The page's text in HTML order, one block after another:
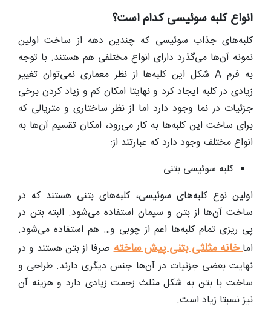
انواع کلبه سوئیسی کدام است؟
کلبه‌های جذاب سوئیسی که چندین دهه از ساخت اولین
نمونه آن‌ها می‌گذرد دارای انواع مختلفی هم هستند. با توجه
به فرم A شکل این کلبه‌ها از نظر معماری نمی‌توان تغییر
زیادی در کلبه ایجاد کرد و نهایتا امکان کم و زیاد کردن برخی
جزئیات در نما وجود دارد اما از نظر ساختاری و متریالی که
برای ساخت این کلبه‌ها به کار می‌رود، امکان تقسیم آن‌ها به
انواع مختلف وجود دارد که عبارتند از:
کلبه سوئیسی بتنی
اولین نوع کلبه‌های سوئیسی، کلبه‌های بتنی هستند که در
ساخت آن‌ها از بتن و سیمان استفاده می‌شود. البته بتن در
پی ریزی تمام کلبه‌ها اعم از چوبی و… هم استفاده می‌شود.
اماخانه مثلثی بتنی پیش ساختهصرفا از بتن هستند و در
نهایت بعضی جزئیات در آن‌ها جنس دیگری دارند. طراحی و
ساخت با بتن به شکل مثلث زحمت زیادی دارد و هزینه آن
نیز نسبتا زیاد است.